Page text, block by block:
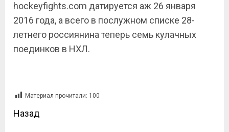
hockeyfights.com датируется аж 26 января
2016 года, а всего в послужном списке 28-
летнего россиянина теперь семь кулачных
поединков в НХЛ.
Материал прочитали: 100
Назад